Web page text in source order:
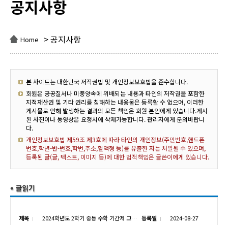
공지사항
Home > 공지사항
본 사이트는 대한민국 저작권법 및 개인정보보호법을 준수합니다.
회원은 공공질서나 미풍양속에 위배되는 내용과 타인의 저작권을 포함한
지적재산권 및 기타 권리를 침해하는 내용물은 등록할 수 없으며, 이러한
게시물로 인해 발생하는 결과의 모든 책임은 회원 본인에게 있습니다.게시
된 사진이나 동영상은 요청시에 삭제가능합니다. 관리자에게 문의바랍니
다.
개인정보보호법 제59조 제3호에 따라 타인의 개인정보(주민번호,핸드폰
번호,학년-반-번호,학번,주소,혈액형 등)를 유출한 자는 처벌될 수 있으며,
등록된 글(글, 텍스트, 이미지 등)에 대한 법적책임은 글쓴이에게 있습니다.
제목 2024학년도 2학기 중등 수학 기간제 교원 초빙 등록일 2024-08-27